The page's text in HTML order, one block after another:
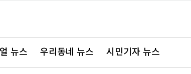
뉴스 우리동네 뉴스 시민기자 뉴스